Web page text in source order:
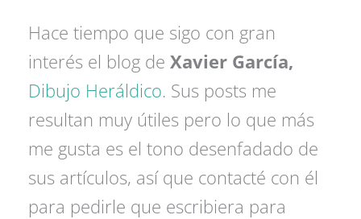
Hace tiempo que sigo con gran
interés el blog deXavier García,
Dibujo Heráldico. Sus posts me
resultan muy útiles pero lo que más
me gusta es el tono desenfadado de
sus artículos, así que contacté con él
para pedirle que escribiera para